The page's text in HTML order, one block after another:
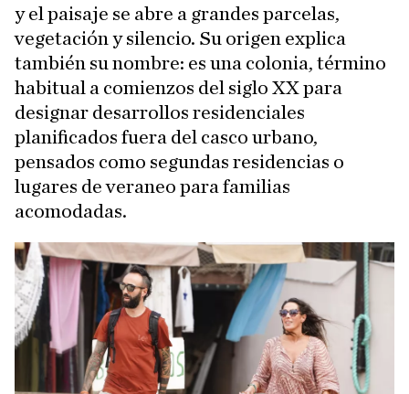
y el paisaje se abre a grandes parcelas,
vegetación y silencio. Su origen explica
también su nombre: es una colonia, término
habitual a comienzos del siglo XX para
designar desarrollos residenciales
planificados fuera del casco urbano,
pensados como segundas residencias o
lugares de veraneo para familias
acomodadas.